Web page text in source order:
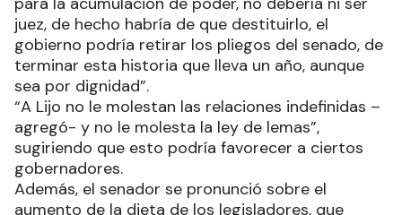
juez, de hecho habría de que destituirlo, el
gobierno podría retirar los pliegos del senado, de
terminar esta historia que lleva un año, aunque
sea por dignidad”.
“A Lijo no le molestan las relaciones indefinidas –
agregó- y no le molesta la ley de lemas”,
sugiriendo que esto podría favorecer a ciertos
gobernadores.
Además, el senador se pronunció sobre el
aumento de la dieta de los legisladores, que